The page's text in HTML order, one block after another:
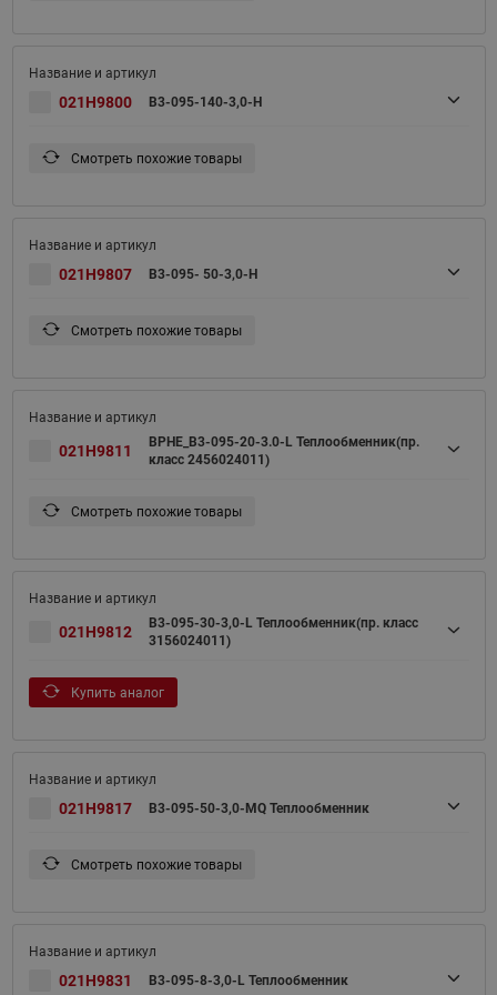
021H9800 B3-095-140-3,0-H
Смотреть похожие товары
021H9807 B3-095- 50-3,0-H
Смотреть похожие товары
021H9811
BPHE_B3-095-20-3.0-L Теплообменник(пр.
класс 2456024011)
Смотреть похожие товары
021H9812
B3-095-30-3,0-L Теплообменник(пр. класс
3156024011)
Купить аналог
021H9817 B3-095-50-3,0-MQ Теплообменник
Смотреть похожие товары
021H9831 B3-095-8-3,0-L Теплообменник